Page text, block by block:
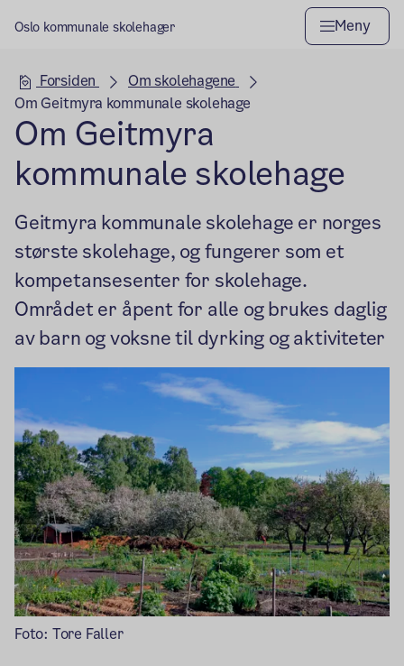
Oslo kommunale skolehager Meny
Hovedseksjon
Forsiden
Om skolehagene
Om Geitmyra kommunale skolehage
Om Geitmyra
kommunale skolehage
Geitmyra kommunale skolehage er norges
største skolehage, og fungerer som et
kompetansesenter for skolehage.
Området er åpent for alle og brukes daglig
av barn og voksne til dyrking og aktiviteter
Foto: Tore Faller